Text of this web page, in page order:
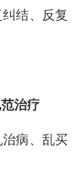
结、反复
治疗
病、乱买